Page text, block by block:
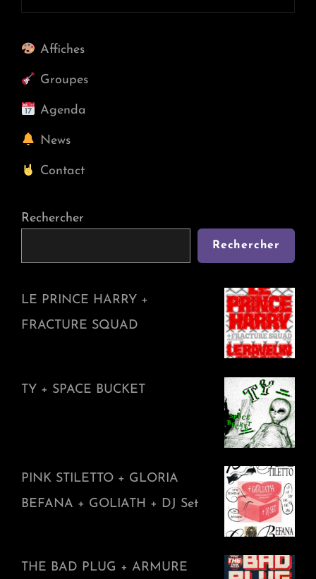
Post
Affiches
Groupes
Agenda
News
Contact
Rechercher
Rechercher
LE PRINCE HARRY +
FRACTURE SQUAD
TY + SPACE BUCKET
PINK STILETTO + GLORIA
BEFANA + GOLIATH + DJ Set
THE BAD PLUG + ARMURE